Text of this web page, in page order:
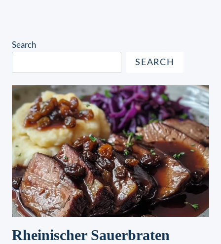
Search
SEARCH
Rheinischer Sauerbraten